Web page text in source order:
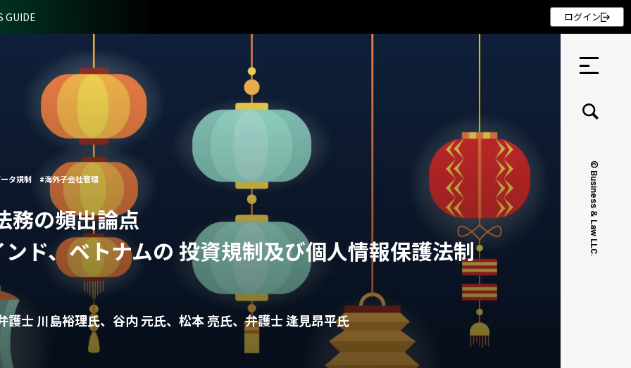
© Business & Law LLC.
セミナー ・ 記事
記事
GUIDE ログイン
タ規制 #海外子会社管理
務の頻出論点
ド、ベトナムの 投資規制及び個人情報保護法制
士 川島裕理氏、谷内 元氏、松本 亮氏、弁護士 逢見昂平氏